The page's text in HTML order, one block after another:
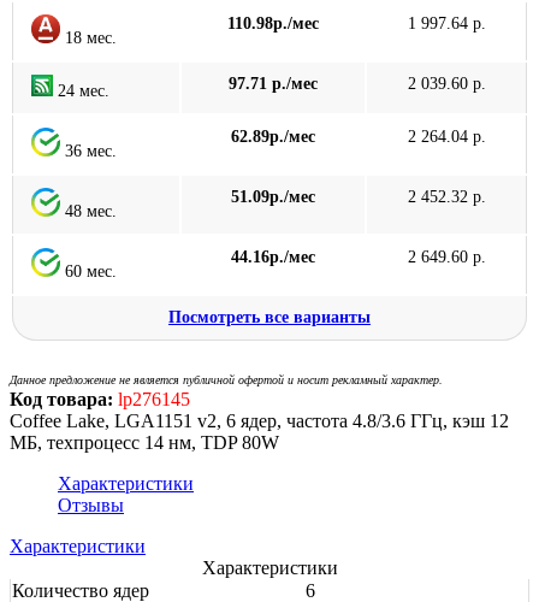
18 мес.
110.98р./мес 1 997.64 р.
24 мес. 97.71 р./мес 2 039.60 р.
36 мес.
62.89р./мес 2 264.04 р.
48 мес.
51.09р./мес 2 452.32 р.
60 мес.
44.16р./мес 2 649.60 р.
Посмотреть все варианты
Данное предложение не является публичной офертой и носит рекламный характер.
Код товара: lp276145
Coffee Lake, LGA1151 v2, 6 ядер, частота 4.8/3.6 ГГц, кэш 12
МБ, техпроцесс 14 нм, TDP 80W
Характеристики
Отзывы
Характеристики
Характеристики
Количество ядер
6